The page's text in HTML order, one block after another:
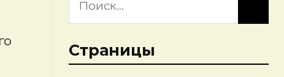
Страницы